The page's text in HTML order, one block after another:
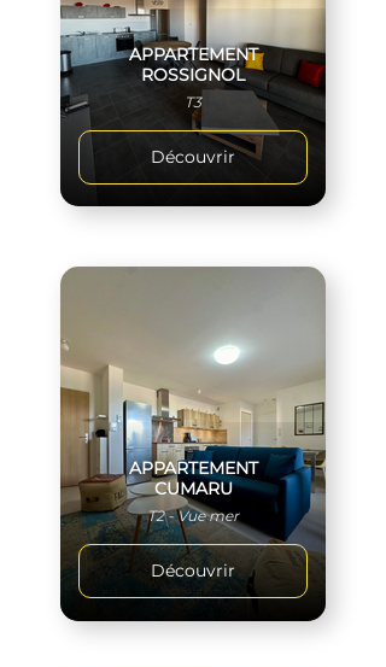
APPARTEMENT
ROSSIGNOL
T3
Découvrir
APPARTEMENT
CUMARU
T2 - Vue mer
Découvrir